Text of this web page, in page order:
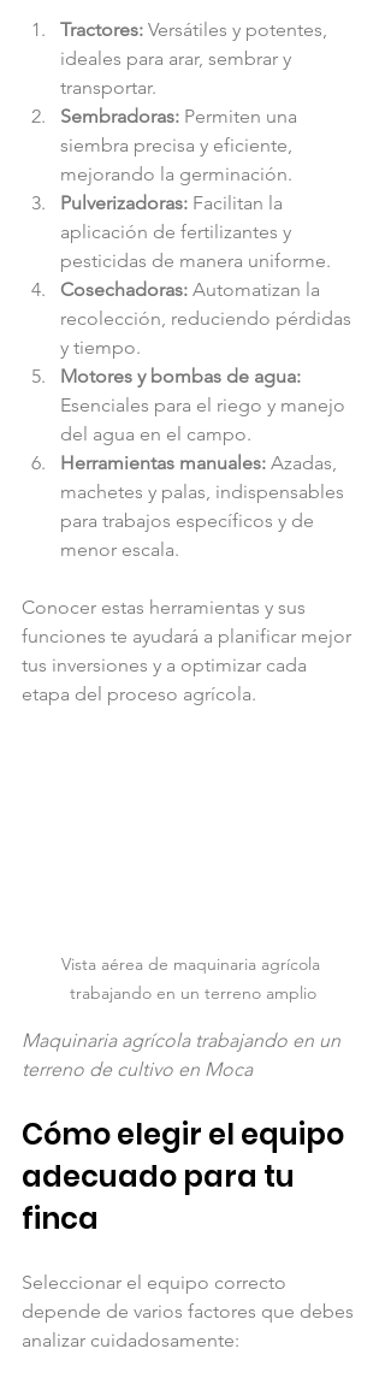
Tractores: Versátiles y potentes,
ideales para arar, sembrar y
transportar.
Sembradoras: Permiten una
siembra precisa y eficiente,
mejorando la germinación.
Pulverizadoras: Facilitan la
aplicación de fertilizantes y
pesticidas de manera uniforme.
Cosechadoras: Automatizan la
recolección, reduciendo pérdidas
y tiempo.
Motores y bombas de agua:
Esenciales para el riego y manejo
del agua en el campo.
Herramientas manuales: Azadas,
machetes y palas, indispensables
para trabajos específicos y de
menor escala.
Conocer estas herramientas y sus
funciones te ayudará a planificar mejor
tus inversiones y a optimizar cada
etapa del proceso agrícola.
Vista aérea de maquinaria agrícola
trabajando en un terreno amplio
Maquinaria agrícola trabajando en un
terreno de cultivo en Moca
Cómo elegir el equipo
adecuado para tu
finca
Seleccionar el equipo correcto
depende de varios factores que debes
analizar cuidadosamente: